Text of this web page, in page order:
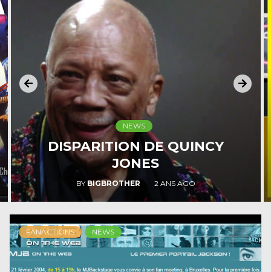
NEWS
MYA SE SOUVIENT DE
MICHAEL
BY BIGBROTHER 2 ANS AGO
FANACTIONS NEWS